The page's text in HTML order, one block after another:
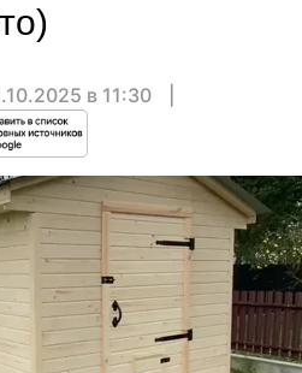
в 11:30